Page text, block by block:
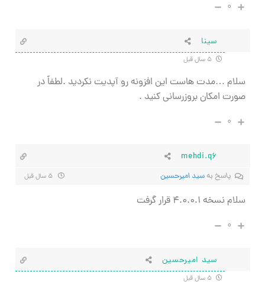
۰
سینا
سلام …مدت هاست این افزونه رو آپدیت نکردید .لطفاً در
صورت امکان بروزرسانی کنید .
۰
mehdi.q6
پاسخ بهسید امیرحسین
سلام نسخه ۴.۰.۰.۱ قرار گرفت
۰
سید امیرحسین